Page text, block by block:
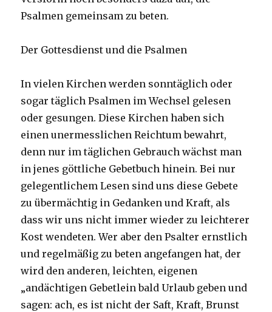
Psalmen gemeinsam zu beten.
Der Gottesdienst und die Psalmen
In vielen Kirchen werden sonntäglich oder
sogar täglich Psalmen im Wechsel gelesen
oder gesungen. Diese Kirchen haben sich
einen unermesslichen Reichtum bewahrt,
denn nur im täglichen Gebrauch wächst man
in jenes göttliche Gebetbuch hinein. Bei nur
gelegentlichem Lesen sind uns diese Gebete
zu übermächtig in Gedanken und Kraft, als
dass wir uns nicht immer wieder zu leichterer
Kost wendeten. Wer aber den Psalter ernstlich
und regelmäßig zu beten angefangen hat, der
wird den anderen, leichten, eigenen
„andächtigen Gebetlein bald Urlaub geben und
sagen: ach, es ist nicht der Saft, Kraft, Brunst